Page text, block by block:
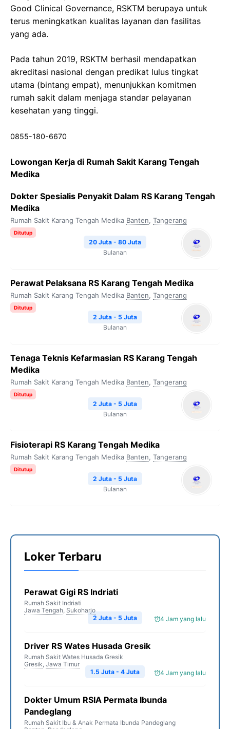
Good Clinical Governance, RSKTM berupaya untuk
terus meningkatkan kualitas layanan dan fasilitas
yang ada.
Pada tahun 2019, RSKTM berhasil mendapatkan
akreditasi nasional dengan predikat lulus tingkat
utama (bintang empat), menunjukkan komitmen
rumah sakit dalam menjaga standar pelayanan
kesehatan yang tinggi.
0855-180-6670
Lowongan Kerja di Rumah Sakit Karang Tengah
Medika
Dokter Spesialis Penyakit Dalam RS Karang Tengah
Medika
Rumah Sakit Karang Tengah Medika Banten, Tangerang
Ditutup
20 Juta - 80 Juta
Bulanan
Perawat Pelaksana RS Karang Tengah Medika
Rumah Sakit Karang Tengah Medika Banten, Tangerang
Ditutup
2 Juta - 5 Juta
Bulanan
Tenaga Teknis Kefarmasian RS Karang Tengah
Medika
Rumah Sakit Karang Tengah Medika Banten, Tangerang
Ditutup
2 Juta - 5 Juta
Bulanan
Fisioterapi RS Karang Tengah Medika
Rumah Sakit Karang Tengah Medika Banten, Tangerang
Ditutup
2 Juta - 5 Juta
Bulanan
Loker Terbaru
Perawat Gigi RS Indriati
Rumah Sakit Indriati
Jawa Tengah, Sukoharjo
4 Jam yang lalu
2 Juta - 5 Juta
Driver RS Wates Husada Gresik
Rumah Sakit Wates Husada Gresik
Gresik, Jawa Timur
4 Jam yang lalu
1.5 Juta - 4 Juta
Dokter Umum RSIA Permata Ibunda
Pandeglang
Rumah Sakit Ibu & Anak Permata Ibunda Pandeglang